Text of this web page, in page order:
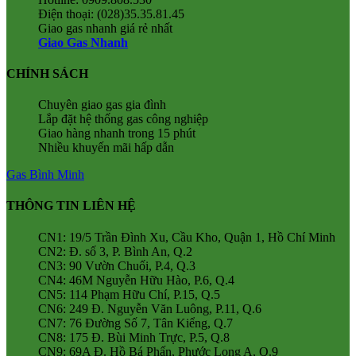
Điện thoại: (028)35.35.81.45
Giao gas nhanh giá rẻ nhất
Giao Gas Nhanh
CHÍNH SÁCH
Chuyên giao gas gia đình
Lắp đặt hệ thống gas công nghiệp
Giao hàng nhanh trong 15 phút
Nhiều khuyến mãi hấp dẫn
Gas Bình Minh
THÔNG TIN LIÊN HỆ
CN1: 19/5 Trần Đình Xu, Cầu Kho, Quận 1, Hồ Chí Minh
CN2: Đ. số 3, P. Bình An, Q.2
CN3: 90 Vườn Chuối, P.4, Q.3
CN4: 46M Nguyễn Hữu Hào, P.6, Q.4
CN5: 114 Phạm Hữu Chí, P.15, Q.5
CN6: 249 Đ. Nguyễn Văn Luông, P.11, Q.6
CN7: 76 Đường Số 7, Tân Kiểng, Q.7
CN8: 175 Đ. Bùi Minh Trực, P.5, Q.8
CN9: 69A Đ. Hồ Bá Phấn, Phước Long A, Q.9